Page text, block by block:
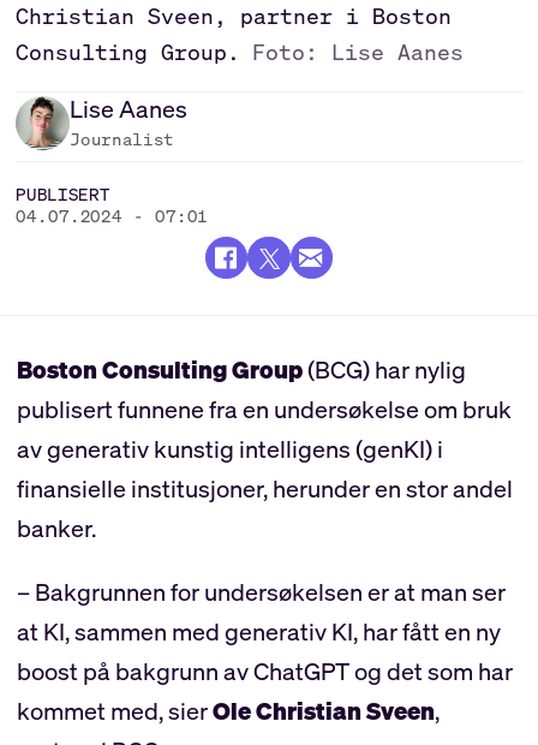
Christian Sveen, partner i Boston
Consulting Group.
Foto: Lise Aanes
LiseAanes
Journalist
PUBLISERT
04.07.2024 - 07:01
Boston Consulting Group(BCG) har nylig
publisert funnene fra en undersøkelse om bruk
av generativ kunstig intelligens (genKI) i
finansielle institusjoner, herunder en stor andel
banker.
– Bakgrunnen for undersøkelsen er at man ser
at KI, sammen med generativ KI, har fått en ny
boost på bakgrunn av ChatGPT og det som har
kommet med, sierOle Christian Sveen,